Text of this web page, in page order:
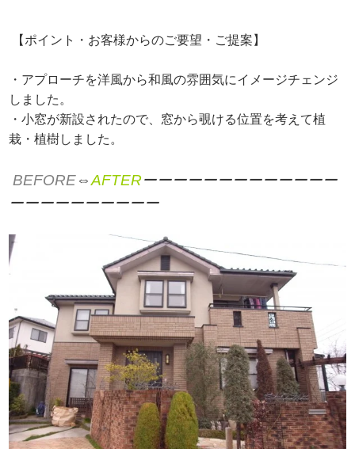
【ポイント・お客様からのご要望・ご提案】
・アプローチを洋風から和風の雰囲気にイメージチェンジ
しました。
・小窓が新設されたので、窓から覗ける位置を考えて植
栽・植樹しました。
BEFORE⇔AFTERーーーーーーーーーーーーー
ーーーーーーーーーー